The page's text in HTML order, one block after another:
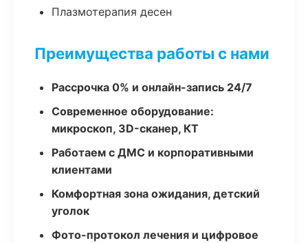
Плазмотерапия десен
Преимущества работы с нами
Рассрочка 0% и онлайн-запись 24/7
Современное оборудование:
микроскоп, 3D-сканер, КТ
Работаем с ДМС и корпоративными
клиентами
Комфортная зона ожидания, детский
уголок
Фото-протокол лечения и цифровое